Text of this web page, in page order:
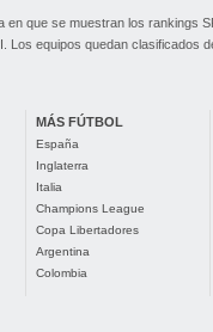
en que se muestran los rankings
Los equipos quedan clasificados
MÁS FÚTBOL
España
Inglaterra
Italia
Champions League
Copa Libertadores
Argentina
Colombia